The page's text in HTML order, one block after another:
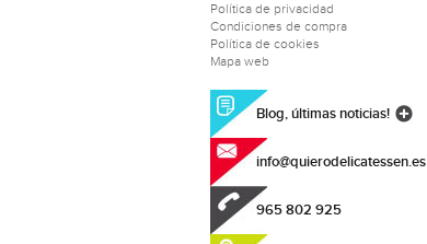
Política de privacidad
Condiciones de compra
Política de cookies
Mapa web
Blog, últimas noticias!
info@quierodelicatessen.es
965 802 925